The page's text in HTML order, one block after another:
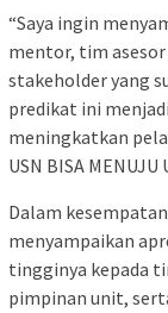
“Saya ingin
mentor, tim asesor
stakeholder yang
predikat ini
meningkatkan
USN BISA MENUJU
Dalam
menyampaikan
tingginya kepada
pimpinan unit,